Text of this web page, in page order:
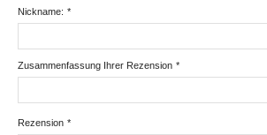
*
Nickname:
*
Zusammenfassung Ihrer Rezension
*
Rezension